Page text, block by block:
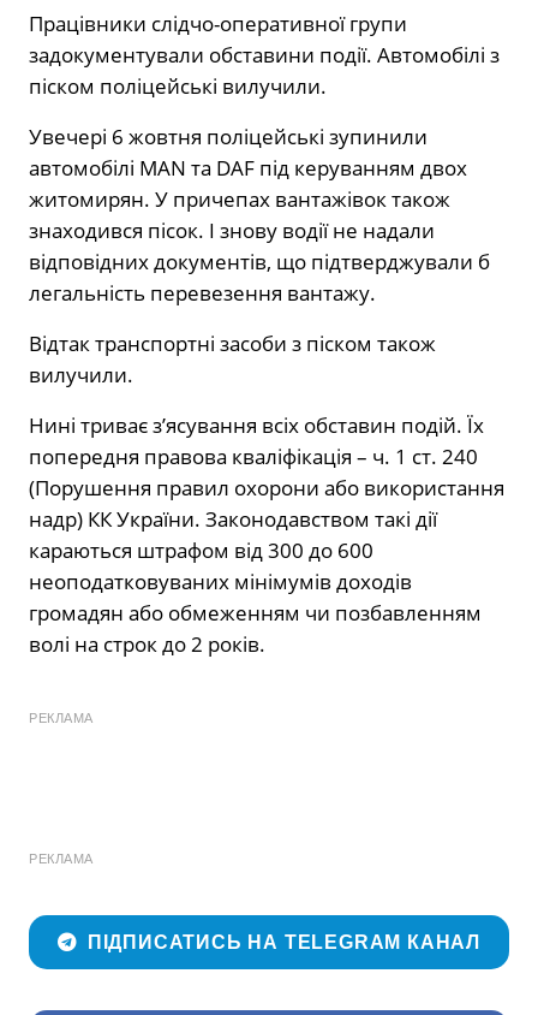
Працівники слідчо-оперативної групи
задокументували обставини події. Автомобілі з
піском поліцейські вилучили.
Увечері 6 жовтня поліцейські зупинили
автомобілі MAN та DAF під керуванням двох
житомирян. У причепах вантажівок також
знаходився пісок. І знову водії не надали
відповідних документів, що підтверджували б
легальність перевезення вантажу.
Відтак транспортні засоби з піском також
вилучили.
Нині триває з’ясування всіх обставин подій. Їх
попередня правова кваліфікація – ч. 1 ст. 240
(Порушення правил охорони або використання
надр) КК України. Законодавством такі дії
караються штрафом від 300 до 600
неоподатковуваних мінімумів доходів
громадян або обмеженням чи позбавленням
волі на строк до 2 років.
РЕКЛАМА
РЕКЛАМА
ПІДПИСАТИСЬ НА TELEGRAM КАНАЛ